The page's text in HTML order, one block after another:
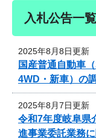
入札公告一覧
2025年8月8日更新
国産普通自動車
4WD・新車）の
2025年8月7日更新
令和7年度岐阜県
進事業委託業務